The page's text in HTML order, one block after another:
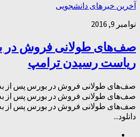
آخرین خبرهای دانشجویی
نوامبر 9, 2016
صف‌های طولانی فروش در
ریاست رسیدن ترامپ
صف‌های طولانی فروش در بورس پس از
صف‌های طولانی فروش در بورس پس از
صف‌های طولانی فروش در بورس پس از
دانلود...